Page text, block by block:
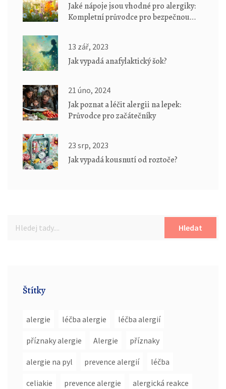
Jaké nápoje jsou vhodné pro alergiky:
Kompletní průvodce pro bezpečnou
13 zář, 2023
Jak vypadá anafylaktický šok?
21 úno, 2024
Jak poznat a léčit alergii na lepek:
Průvodce pro začátečníky
23 srp, 2023
Jak vypadá kousnutí od roztoče?
Hledat
Štítky
alergie léčba alergie léčba alergií
příznaky alergie Alergie příznaky
alergie na pyl prevence alergií léčba
celiakie prevence alergie alergická reakce